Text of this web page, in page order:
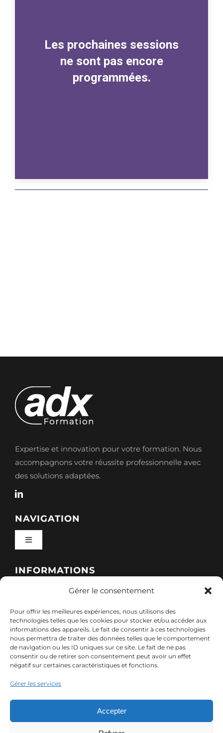
Gérer le consentement
Pour offrir les meilleures expériences, nous utilisons des
technologies telles que les cookies pour stocker et/ou accéder aux
informations des appareils. Le fait de consentir à ces technologies
nous permettra de traiter des données telles que le comportement
de navigation ou les ID uniques sur ce site. Le fait de ne pas
consentir ou de retirer son consentement peut avoir un effet
négatif sur certaines caractéristiques et fonctions.
Gérer les services
Accepter
Les prochaines sessions
ne sont pas encore
programmées.
Expertise et innovation pour votre formation. Nous
accompagnons votre réussite professionnelle avec
des solutions adaptées.
NAVIGATION
Toggle
Qui sommes-nous ?
Nos sessions
Ressources
Contact
INFORMATIONS
Politique de cookies (UE)
Mentions légales
Politique de confidentialité des données (RGPD)
CONTACT
7, rue de Marigné-Peuton – 53200 Château-
Gontier
contact@adx-formation.com